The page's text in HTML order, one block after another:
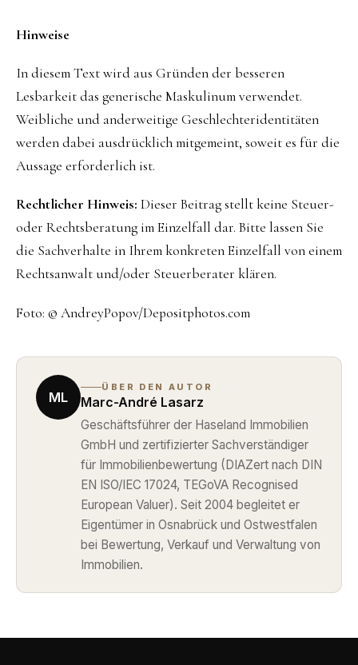
Hinweise
In diesem Text wird aus Gründen der besseren
Lesbarkeit das generische Maskulinum verwendet.
Weibliche und anderweitige Geschlechteridentitäten
werden dabei ausdrücklich mitgemeint, soweit es für die
Aussage erforderlich ist.
Rechtlicher Hinweis: Dieser Beitrag stellt keine Steuer-
oder Rechtsberatung im Einzelfall dar. Bitte lassen Sie
die Sachverhalte in Ihrem konkreten Einzelfall von einem
Rechtsanwalt und/oder Steuerberater klären.
Foto: © AndreyPopov/Depositphotos.com
ML
ÜBER DEN AUTOR
Marc-André Lasarz
Geschäftsführer der Haseland Immobilien
GmbH und zertifizierter Sachverständiger
für Immobilienbewertung (DIAZert nach DIN
EN ISO/IEC 17024, TEGoVA Recognised
European Valuer). Seit 2004 begleitet er
Eigentümer in Osnabrück und Ostwestfalen
bei Bewertung, Verkauf und Verwaltung von
Immobilien.